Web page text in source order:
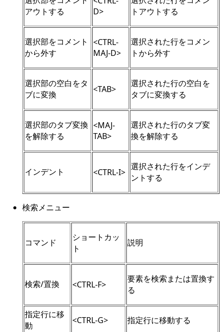
アウトする
D>
トアウトする
選択部をコメント
から外す
<CTRL-
MAJ-D>
選択された行をコメン
トから外す
選択部の空白をタ
ブに変換
<TAB>
選択された行の空白を
タブに変換する
選択部のタブ変換
を解除する
<MAJ-
TAB>
選択された行のタブ変
換を解除する
インデント <CTRL-I>
選択された行をインデ
ントする
検索メニュー
コマンド
ショートカッ
ト
説明
検索/置換 <CTRL-F>
要素を検索または置換す
る
指定行に移
動
<CTRL-G> 指定行に移動する